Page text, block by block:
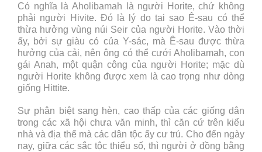
Có nghĩa là Aholibamah là người Horite, chứ không
phải người Hivite. Đó là lý do tại sao Ê-sau có thể
thừa hưởng vùng núi Seir của người Horite. Vào thời
ấy, bởi sự giàu có của Y-sác, mà Ê-sau được thừa
hưởng của cải, nên ông có thể cưới Aholibamah, con
gái Anah, một quận công của người Horite; mặc dù
người Horite không được xem là cao trọng như dòng
giống Hittite.
Sự phân biệt sang hèn, cao thấp của các giống dân
trong các xã hội chưa văn minh, thì căn cứ trên kiểu
nhà và địa thế mà các dân tộc ấy cư trú. Cho đến ngày
nay, giữa các sắc tộc thiểu số, thì người ở đồng bằng